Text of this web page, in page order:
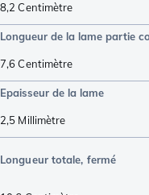
8,2 Centimètre
Longueur de la lame partie
7,6Centimètre
Epaisseur de la lame
2,5 Millimètre
Longueur totale, fermé